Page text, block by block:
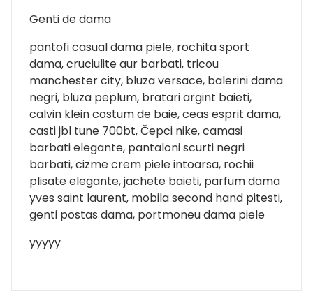
Genti de dama
pantofi casual dama piele, rochita sport
dama, cruciulite aur barbati, tricou
manchester city, bluza versace, balerini dama
negri, bluza peplum, bratari argint baieti,
calvin klein costum de baie, ceas esprit dama,
casti jbl tune 700bt, Čepci nike, camasi
barbati elegante, pantaloni scurti negri
barbati, cizme crem piele intoarsa, rochii
plisate elegante, jachete baieti, parfum dama
yves saint laurent, mobila second hand pitesti,
genti postas dama, portmoneu dama piele
yyyyy